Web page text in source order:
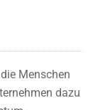
Menschen
dazu